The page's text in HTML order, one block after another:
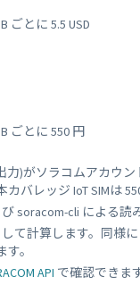
ごとに 5.5 USD
ごとに 550 円
)がソラコムアカウン
バレッジ IoT SIMは
soracom-cli による
て計算します。同様
。
API で確認できます